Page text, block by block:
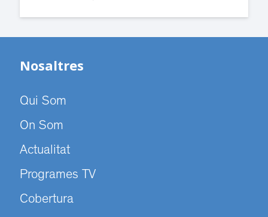
Nosaltres
Qui Som
On Som
Actualitat
Programes TV
Cobertura